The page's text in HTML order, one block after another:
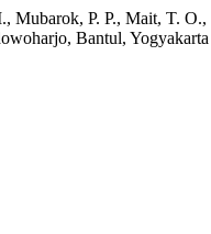
P. P., Mait, T.
Bantul, Yogyakarta